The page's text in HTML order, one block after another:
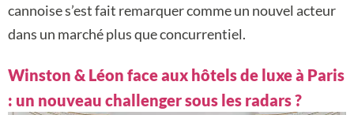
cannoise s’est fait remarquer comme un nouvel acteur
dans un marché plus que concurrentiel.
Winston & Léon face aux hôtels de luxe à Paris
: un nouveau challenger sous les radars ?